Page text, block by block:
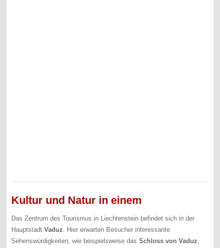
Kultur und Natur in einem
Das Zentrum des Tourismus in Liechtenstein befindet sich in der
HauptstadtVaduz. Hier erwarten Besucher interessante
Sehenswürdigkeiten, wie beispielsweise dasSchloss von Vaduz,